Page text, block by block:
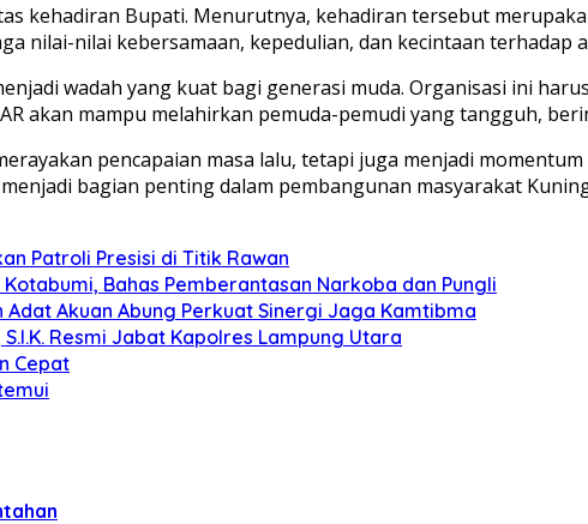
kehadiran Bupati. Menurutnya, kehadiran tersebut
nilai-nilai kebersamaan, kepedulian, dan kecintaan terhadap
wadah yang kuat bagi generasi muda. Organisasi ini
akan mampu melahirkan pemuda-pemudi yang tangguh,
pencapaian masa lalu, tetapi juga menjadi
bagian penting dalam pembangunan masyarakat
Patroli Presisi di Titik Rawan
Bahas Pemberantasan Narkoba dan Pungli
Akuan Abung Perkuat Sinergi Jaga Kamtibma
Resmi Jabat Kapolres Lampung Utara
Cepat